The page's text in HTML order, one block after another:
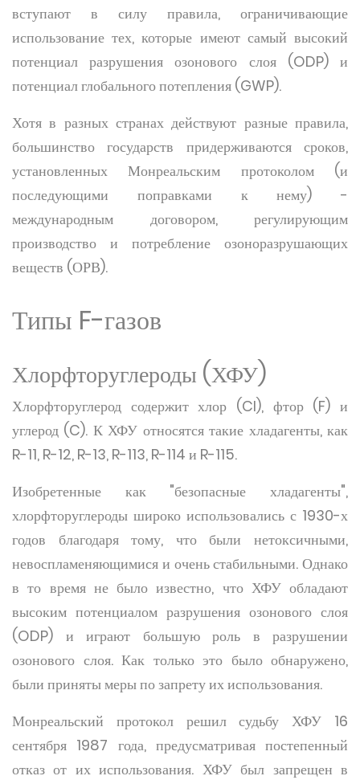
вступают в силу правила, ограничивающие
использование тех, которые имеют самый высокий
потенциал разрушения озонового слоя (ODP) и
потенциал глобального потепления (GWP).
Хотя в разных странах действуют разные правила,
большинство государств придерживаются сроков,
установленных Монреальским протоколом (и
последующими поправками к нему) -
международным договором, регулирующим
производство и потребление озоноразрушающих
веществ (ОРВ).
Типы F-газов
Хлорфторуглероды (ХФУ)
Хлорфторуглерод содержит хлор (Cl), фтор (F) и
углерод (C). К ХФУ относятся такие хладагенты, как
R-11, R-12, R-13, R-113, R-114 и R-115.
Изобретенные как "безопасные хладагенты",
хлорфторуглероды широко использовались с 1930-х
годов благодаря тому, что были нетоксичными,
невоспламеняющимися и очень стабильными. Однако
в то время не было известно, что ХФУ обладают
высоким потенциалом разрушения озонового слоя
(ODP) и играют большую роль в разрушении
озонового слоя. Как только это было обнаружено,
были приняты меры по запрету их использования.
Монреальский протокол решил судьбу ХФУ 16
сентября 1987 года, предусматривая постепенный
отказ от их использования. ХФУ был запрещен в